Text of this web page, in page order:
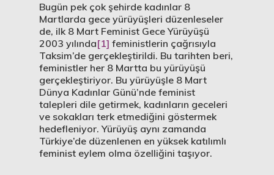
Bugün pek çok şehirde kadınlar 8
Martlarda gece yürüyüşleri düzenleseler
de, ilk 8 Mart Feminist Gece Yürüyüşü
2003 yılında[1] feministlerin çağrısıyla
Taksim’de gerçekleştirildi. Bu tarihten beri,
feministler her 8 Martta bu yürüyüşü
gerçekleştiriyor. Bu yürüyüşle 8 Mart
Dünya Kadınlar Günü’nde feminist
talepleri dile getirmek, kadınların geceleri
ve sokakları terk etmediğini göstermek
hedefleniyor. Yürüyüş aynı zamanda
Türkiye’de düzenlenen en yüksek katılımlı
feminist eylem olma özelliğini taşıyor.